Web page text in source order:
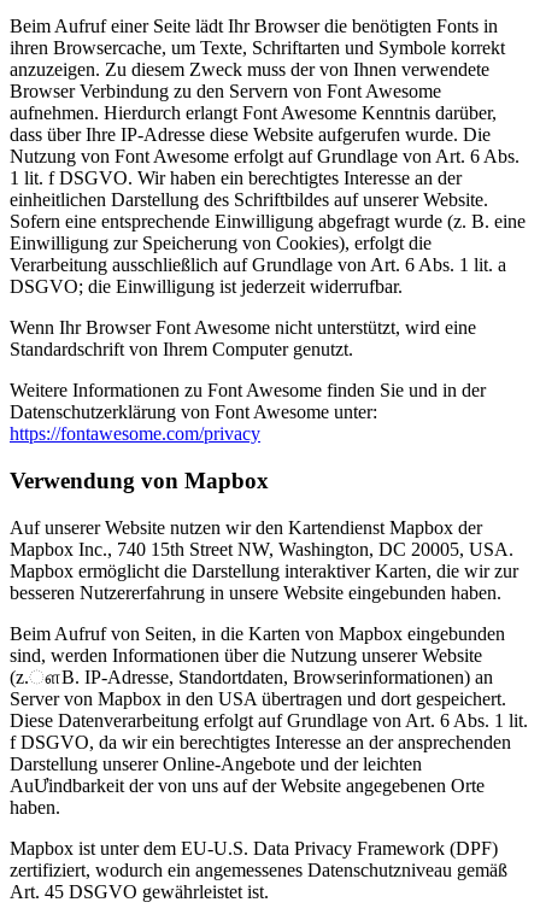
Beim Aufruf einer Seite lädt Ihr Browser die benötigten Fonts in
ihren Browsercache, um Texte, Schriftarten und Symbole korrekt
anzuzeigen. Zu diesem Zweck muss der von Ihnen verwendete
Browser Verbindung zu den Servern von Font Awesome
aufnehmen. Hierdurch erlangt Font Awesome Kenntnis darüber,
dass über Ihre IP-Adresse diese Website aufgerufen wurde. Die
Nutzung von Font Awesome erfolgt auf Grundlage von Art. 6 Abs.
1 lit. f DSGVO. Wir haben ein berechtigtes Interesse an der
einheitlichen Darstellung des Schriftbildes auf unserer Website.
Sofern eine entsprechende Einwilligung abgefragt wurde (z. B. eine
Einwilligung zur Speicherung von Cookies), erfolgt die
Verarbeitung ausschließlich auf Grundlage von Art. 6 Abs. 1 lit. a
DSGVO; die Einwilligung ist jederzeit widerrufbar.
Wenn Ihr Browser Font Awesome nicht unterstützt, wird eine
Standardschrift von Ihrem Computer genutzt.
Weitere Informationen zu Font Awesome finden Sie und in der
Datenschutzerklärung von Font Awesome unter:
https://fontawesome.com/privacy
Verwendung von Mapbox
Auf unserer Website nutzen wir den Kartendienst Mapbox der
Mapbox Inc., 740 15th Street NW, Washington, DC 20005, USA.
Mapbox ermöglicht die Darstellung interaktiver Karten, die wir zur
besseren Nutzererfahrung in unsere Website eingebunden haben.
Beim Aufruf von Seiten, in die Karten von Mapbox eingebunden
sind, werden Informationen über die Nutzung unserer Website
(z.ௗB. IP-Adresse, Standortdaten, Browserinformationen) an
Server von Mapbox in den USA übertragen und dort gespeichert.
Diese Datenverarbeitung erfolgt auf Grundlage von Art. 6 Abs. 1 lit.
f DSGVO, da wir ein berechtigtes Interesse an der ansprechenden
Darstellung unserer Online-Angebote und der leichten
AuƯindbarkeit der von uns auf der Website angegebenen Orte
haben.
Mapbox ist unter dem EU-U.S. Data Privacy Framework (DPF)
zertifiziert, wodurch ein angemessenes Datenschutzniveau gemäß
Art. 45 DSGVO gewährleistet ist.